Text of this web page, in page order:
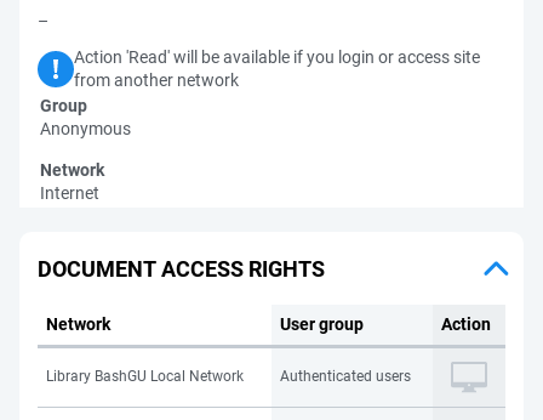
–
Action 'Read' will be available if you login or access site
from another network
Group
Anonymous
Network
Internet
DOCUMENT ACCESS RIGHTS
Network User group Action
Library BashGU Local Network Authenticated users